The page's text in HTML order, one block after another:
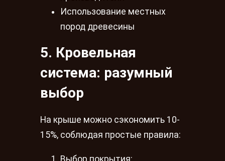
Использование местных
пород древесины
5. Кровельная
система: разумный
выбор
На крыше можно сэкономить 10-
15%, соблюдая простые правила:
Выбор покрытия: